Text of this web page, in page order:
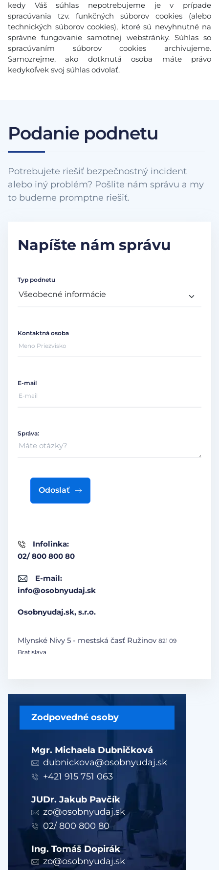
kedy Váš súhlas nepotrebujeme je v prípade
spracúvania tzv. funkčných súborov cookies (alebo
technických súborov cookies), ktoré sú nevyhnutné na
správne fungovanie samotnej webstránky. Súhlas so
spracúvaním súborov cookies archivujeme.
Samozrejme, ako dotknutá osoba máte právo
kedykoľvek svoj súhlas odvolať.
Podanie podnetu
Potrebujete riešiť bezpečnostný incident
alebo iný problém? Pošlite nám správu a my
to budeme promptne riešiť.
Zodpovedné osoby
Mgr. Michaela Dubničková
dubnickova@osobnyudaj.sk
+421 915 751 063
JUDr. Jakub Pavčík
zo@osobnyudaj.sk
02/ 800 800 80
Ing. Tomáš Dopirák
zo@osobnyudaj.sk
Napíšte nám správu
Infolinka:
02/ 800 800 80
E-mail:
info@osobnyudaj.sk
Osobnyudaj.sk, s.r.o.
Mlynské Nivy 5 - mestská časť Ružinov 821 09
Bratislava
Typ podnetu
Kontaktná osoba
E-mail
Správa:
Odoslať